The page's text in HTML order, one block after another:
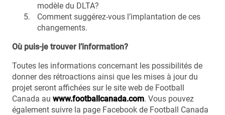
modèle du DLTA?
Comment suggérez-vous l’implantation de ces
changements.
Où puis-je trouver l’information?
Toutes les informations concernant les possibilités de
donner des rétroactions ainsi que les mises à jour du
projet seront affichées sur le site web de Football
Canada au www.footballcanada.com. Vous pouvez
également suivre la page Facebook de Football Canada